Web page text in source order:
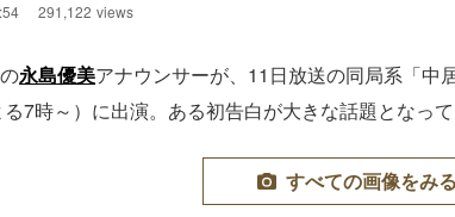
291,122 views
永島優美アナウンサーが、11日放送の同局系「中
7時～）に出演。ある初告白が大きな話題となって
すべての画像をみる